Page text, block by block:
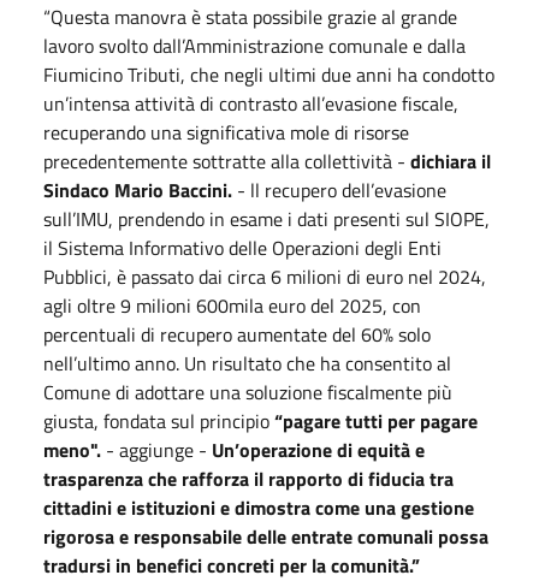
“Questa manovra è stata possibile grazie al grande
lavoro svolto dall’Amministrazione comunale e dalla
Fiumicino Tributi, che negli ultimi due anni ha condotto
un’intensa attività di contrasto all’evasione fiscale,
recuperando una significativa mole di risorse
precedentemente sottratte alla collettività - dichiara il
Sindaco Mario Baccini. - ll recupero dell’evasione
sull’IMU, prendendo in esame i dati presenti sul SIOPE,
il Sistema Informativo delle Operazioni degli Enti
Pubblici, è passato dai circa 6 milioni di euro nel 2024,
agli oltre 9 milioni 600mila euro del 2025, con
percentuali di recupero aumentate del 60% solo
nell’ultimo anno. Un risultato che ha consentito al
Comune di adottare una soluzione fiscalmente più
giusta, fondata sul principio“pagare tutti per pagare
meno". - aggiunge - Un’operazione di equità e
trasparenza che rafforza il rapporto di fiducia tra
cittadini e istituzioni e dimostra come una gestione
rigorosa e responsabile delle entrate comunali possa
tradursi in benefici concreti per la comunità.”